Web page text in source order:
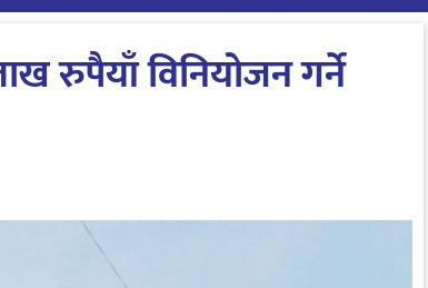
रुपैयाँ विनियोजन गर्ने